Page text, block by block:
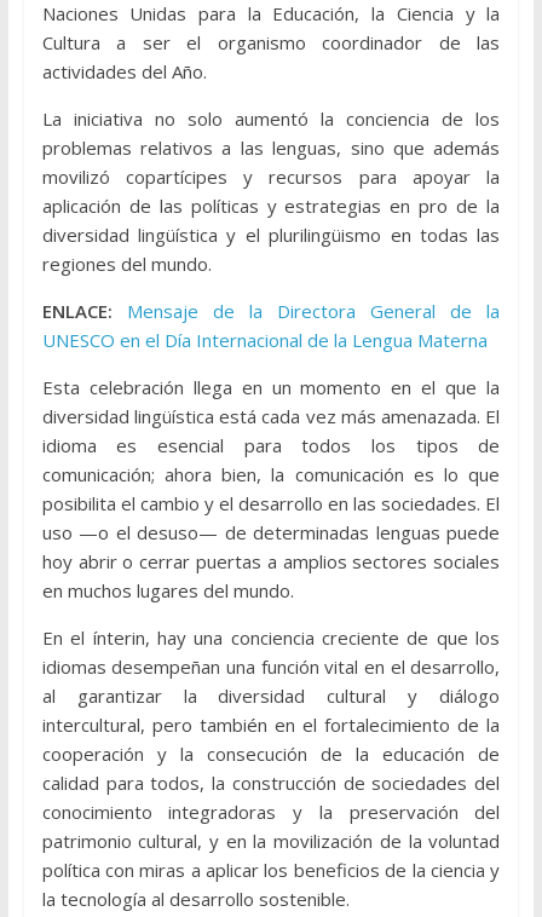
Naciones Unidas para la Educación, la Ciencia y la
Cultura a ser el organismo coordinador de las
actividades del Año.
La iniciativa no solo aumentó la conciencia de los
problemas relativos a las lenguas, sino que además
movilizó copartícipes y recursos para apoyar la
aplicación de las políticas y estrategias en pro de la
diversidad lingüística y el plurilingüismo en todas las
regiones del mundo.
ENLACE:
Mensaje de la Directora General de la
UNESCO en el Día Internacional de la Lengua Materna
Esta celebración llega en un momento en el que la
diversidad lingüística está cada vez más amenazada. El
idioma es esencial para todos los tipos de
comunicación; ahora bien, la comunicación es lo que
posibilita el cambio y el desarrollo en las sociedades. El
uso —o el desuso— de determinadas lenguas puede
hoy abrir o cerrar puertas a amplios sectores sociales
en muchos lugares del mundo.
En el ínterin, hay una conciencia creciente de que los
idiomas desempeñan una función vital en el desarrollo,
al garantizar la diversidad cultural y diálogo
intercultural, pero también en el fortalecimiento de la
cooperación y la consecución de la educación de
calidad para todos, la construcción de sociedades del
conocimiento integradoras y la preservación del
patrimonio cultural, y en la movilización de la voluntad
política con miras a aplicar los beneficios de la ciencia y
la tecnología al desarrollo sostenible.